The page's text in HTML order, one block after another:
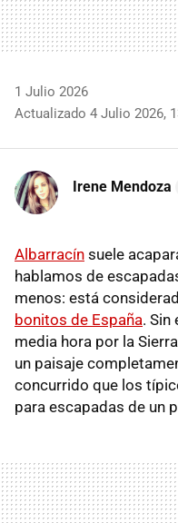
1 Julio 2026
Actualizado 4 Julio 2026,
Irene Mendoza
Albarracín suele
hablamos de
menos: está
bonitos de España. Sin
media hora por la
un paisaje
concurrido que los
para escapadas de un